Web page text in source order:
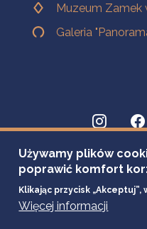
Muzeum Zamek
Galeria
Używamy plików
poprawić komfort
Klikając przycisk
Więcej informacji